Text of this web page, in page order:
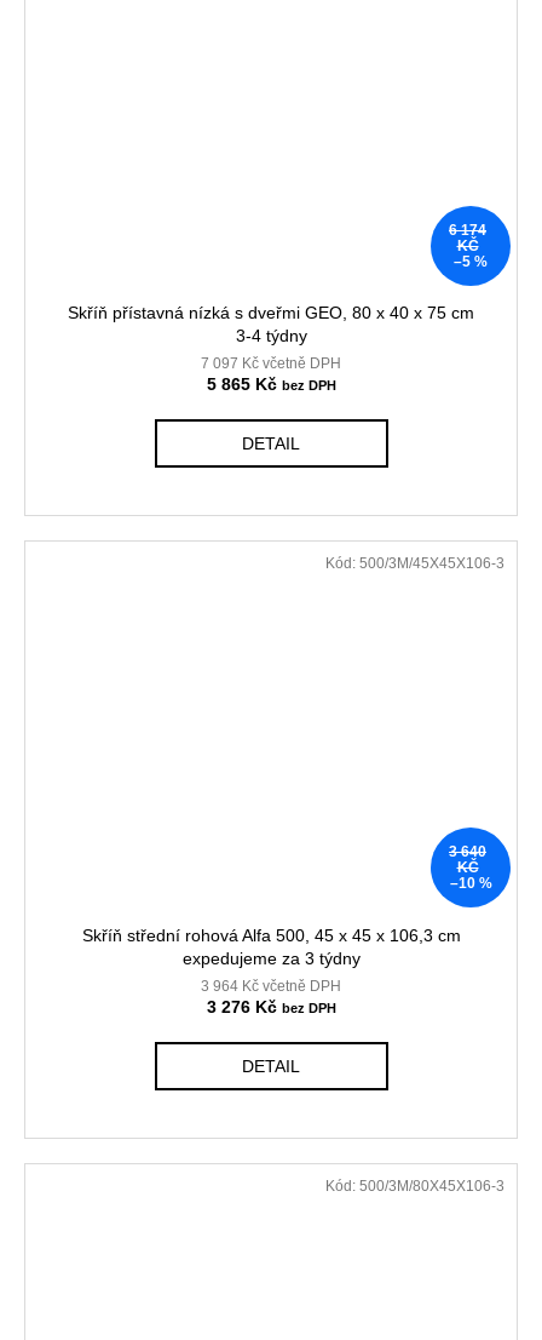
6 174
KČ
–5 %
Skříň přístavná nízká s dveřmi GEO, 80 x 40 x 75 cm
3-4 týdny
7 097 Kč včetně DPH
5 865 Kč
DETAIL
3 640
KČ
–10 %
Skříň střední rohová Alfa 500, 45 x 45 x 106,3 cm
expedujeme za 3 týdny
3 964 Kč včetně DPH
3 276 Kč
DETAIL
Kód: 500/3M/45X45X106-3
Kód: 500/3M/80X45X106-3